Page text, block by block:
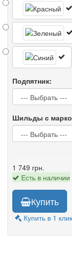
Подпятник:
Шильды с
1 749 грн.
Есть в наличии
Купить
Купить в 1 клик